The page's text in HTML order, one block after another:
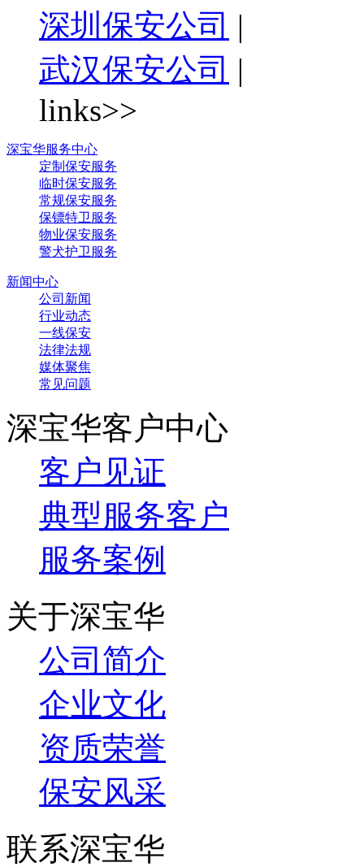
深圳保安公司 |
武汉保安公司 |
links>>
深宝华服务中心
定制保安服务
临时保安服务
常规保安服务
保镖特卫服务
物业保安服务
警犬护卫服务
新闻中心
公司新闻
行业动态
一线保安
法律法规
媒体聚焦
常见问题
深宝华客户中心
客户见证
典型服务客户
服务案例
关于深宝华
公司简介
企业文化
资质荣誉
保安风采
联系深宝华